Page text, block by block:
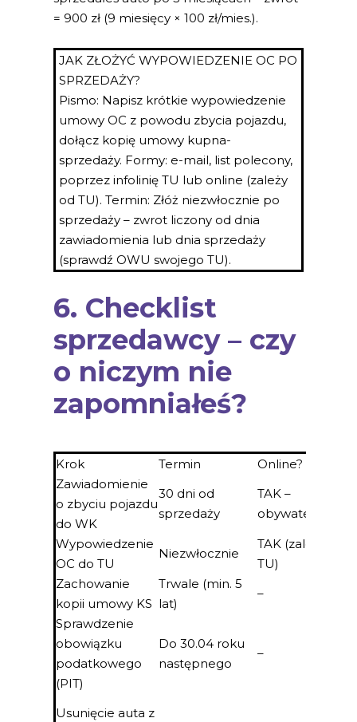
= 900 zł (9 miesięcy × 100 zł/mies.).
JAK ZŁOŻYĆ WYPOWIEDZENIE OC PO
SPRZEDAŻY?
Pismo: Napisz krótkie wypowiedzenie
umowy OC z powodu zbycia pojazdu,
dołącz kopię umowy kupna-
sprzedaży. Formy: e-mail, list polecony,
poprzez infolinię TU lub online (zależy
od TU). Termin: Złóż niezwłocznie po
sprzedaży – zwrot liczony od dnia
zawiadomienia lub dnia sprzedaży
(sprawdź OWU swojego TU).
6. Checklist
sprzedawcy – czy
o niczym nie
zapomniałeś?
Krok Termin Online?
Zawiadomienie
o zbyciu pojazdu
do WK
30 dni od
sprzedaży
TAK –
obywatel.gov.pl
Wypowiedzenie
OC do TU
Niezwłocznie
TAK (zależy od
TU)
Zachowanie
kopii umowy KS
Trwale (min. 5
lat)
–
Sprawdzenie
obowiązku
podatkowego
(PIT)
Do 30.04 roku
następnego
–
Usunięcie auta z